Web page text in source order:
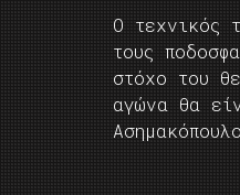
Ο τεχνικός
τους
στόχο του
αγώνα θα